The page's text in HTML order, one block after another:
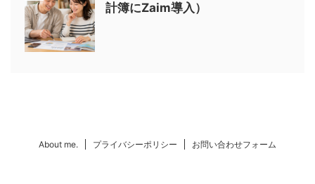
計簿にZaim導入）
About me. プライバシーポリシー お問い合わせフォーム